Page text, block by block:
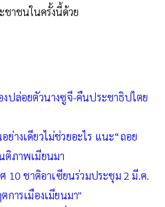
ชาชนในครั้งนี้ด้วย
งปล่อยตัวนางซูจี-คืนประชาธิปไตย
ย่างเดียวไม่ช่วยอะไร แนะ“ถอย
ติภาพเมียนมา
10 ชาติอาเซียนร่วมประชุม 2 มี.ค.
การเมืองเมียนมา"